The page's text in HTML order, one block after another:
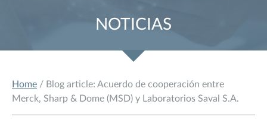
NOTICIAS
Home / Blog article: Acuerdo de cooperación entre
Merck, Sharp & Dome (MSD) y Laboratorios Saval S.A.